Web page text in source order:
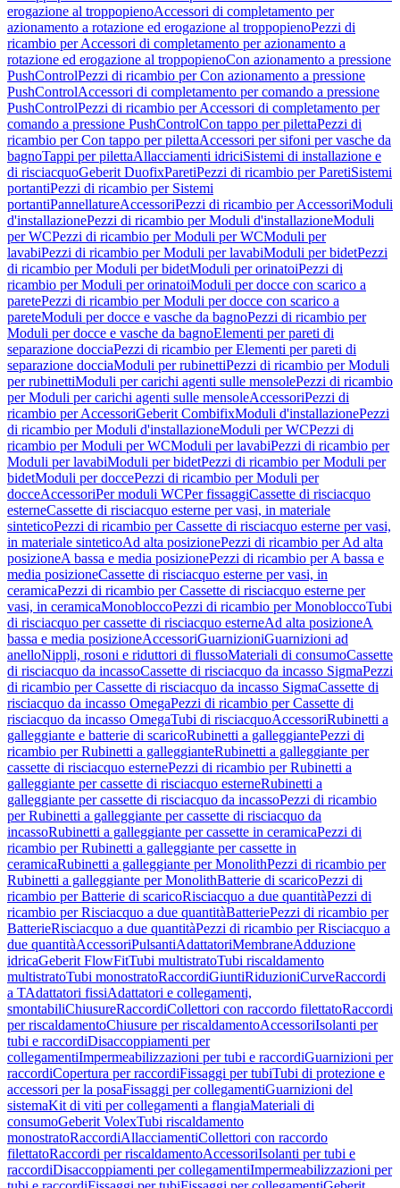
erogazione al troppopienoAccessori di completamento per
azionamento a rotazione ed erogazione al troppopienoPezzi di
ricambio per Accessori di completamento per azionamento a
rotazione ed erogazione al troppopienoCon azionamento a pressione
PushControlPezzi di ricambio per Con azionamento a pressione
PushControlAccessori di completamento per comando a pressione
PushControlPezzi di ricambio per Accessori di completamento per
comando a pressione PushControlCon tappo per pilettaPezzi di
ricambio per Con tappo per pilettaAccessori per sifoni per vasche da
bagnoTappi per pilettaAllacciamenti idriciSistemi di installazione e
di risciacquoGeberit DuofixParetiPezzi di ricambio per ParetiSistemi
portantiPezzi di ricambio per Sistemi
portantiPannellatureAccessoriPezzi di ricambio per AccessoriModuli
d'installazionePezzi di ricambio per Moduli d'installazioneModuli
per WCPezzi di ricambio per Moduli per WCModuli per
lavabiPezzi di ricambio per Moduli per lavabiModuli per bidetPezzi
di ricambio per Moduli per bidetModuli per orinatoiPezzi di
ricambio per Moduli per orinatoiModuli per docce con scarico a
paretePezzi di ricambio per Moduli per docce con scarico a
pareteModuli per docce e vasche da bagnoPezzi di ricambio per
Moduli per docce e vasche da bagnoElementi per pareti di
separazione docciaPezzi di ricambio per Elementi per pareti di
separazione docciaModuli per rubinettiPezzi di ricambio per Moduli
per rubinettiModuli per carichi agenti sulle mensolePezzi di ricambio
per Moduli per carichi agenti sulle mensoleAccessoriPezzi di
ricambio per AccessoriGeberit CombifixModuli d'installazionePezzi
di ricambio per Moduli d'installazioneModuli per WCPezzi di
ricambio per Moduli per WCModuli per lavabiPezzi di ricambio per
Moduli per lavabiModuli per bidetPezzi di ricambio per Moduli per
bidetModuli per doccePezzi di ricambio per Moduli per
docceAccessoriPer moduli WCPer fissaggiCassette di risciacquo
esterneCassette di risciacquo esterne per vasi, in materiale
sinteticoPezzi di ricambio per Cassette di risciacquo esterne per vasi,
in materiale sinteticoAd alta posizionePezzi di ricambio per Ad alta
posizioneA bassa e media posizionePezzi di ricambio per A bassa e
media posizioneCassette di risciacquo esterne per vasi, in
ceramicaPezzi di ricambio per Cassette di risciacquo esterne per
vasi, in ceramicaMonobloccoPezzi di ricambio per MonobloccoTubi
di risciacquo per cassette di risciacquo esterneAd alta posizioneA
bassa e media posizioneAccessoriGuarnizioniGuarnizioni ad
anelloNippli, rosoni e riduttori di flussoMateriali di consumoCassette
di risciacquo da incassoCassette di risciacquo da incasso SigmaPezzi
di ricambio per Cassette di risciacquo da incasso SigmaCassette di
risciacquo da incasso OmegaPezzi di ricambio per Cassette di
risciacquo da incasso OmegaTubi di risciacquoAccessoriRubinetti a
galleggiante e batterie di scaricoRubinetti a galleggiantePezzi di
ricambio per Rubinetti a galleggianteRubinetti a galleggiante per
cassette di risciacquo esternePezzi di ricambio per Rubinetti a
galleggiante per cassette di risciacquo esterneRubinetti a
galleggiante per cassette di risciacquo da incassoPezzi di ricambio
per Rubinetti a galleggiante per cassette di risciacquo da
incassoRubinetti a galleggiante per cassette in ceramicaPezzi di
ricambio per Rubinetti a galleggiante per cassette in
ceramicaRubinetti a galleggiante per MonolithPezzi di ricambio per
Rubinetti a galleggiante per MonolithBatterie di scaricoPezzi di
ricambio per Batterie di scaricoRisciacquo a due quantitàPezzi di
ricambio per Risciacquo a due quantitàBatteriePezzi di ricambio per
BatterieRisciacquo a due quantitàPezzi di ricambio per Risciacquo a
due quantitàAccessoriPulsantiAdattatoriMembraneAdduzione
idricaGeberit FlowFitTubi multistratoTubi riscaldamento
multistratoTubi monostratoRaccordiGiuntiRiduzioniCurveRaccordi
a TAdattatori fissiAdattatori e collegamenti,
smontabiliChiusureRaccordiCollettori con raccordo filettatoRaccordi
per riscaldamentoChiusure per riscaldamentoAccessoriIsolanti per
tubi e raccordiDisaccoppiamenti per
collegamentiImpermeabilizzazioni per tubi e raccordiGuarnizioni per
raccordiCopertura per raccordiFissaggi per tubiTubi di protezione e
accessori per la posaFissaggi per collegamentiGuarnizioni del
sistemaKit di viti per collegamenti a flangiaMateriali di
consumoGeberit VolexTubi riscaldamento
monostratoRaccordiAllacciamentiCollettori con raccordo
filettatoRaccordi per riscaldamentoAccessoriIsolanti per tubi e
raccordiDisaccoppiamenti per collegamentiImpermeabilizzazioni per